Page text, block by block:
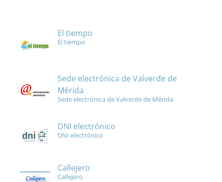
El tiempo
El tiempo
Sede electrónica de Valverde de
Mérida
Sede electrónica de Valverde de Mérida
DNI electrónico
DNI electrónico
Callejero
Callejero